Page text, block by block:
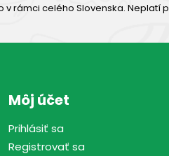
rámci celého Slovenska. Neplatí
Môj účet
Prihlásiť sa
Registrovať sa